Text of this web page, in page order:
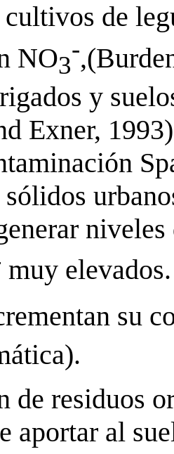
de
NO3
-
y
Exner,
muy
su
de residuos
aportar al